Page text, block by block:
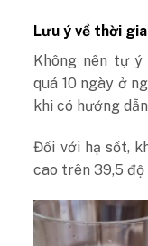
Lưu ý về thời
Không nên tự
quá 10 ngày ở
khi có hướng
Đối với hạ sốt,
cao trên 39,5